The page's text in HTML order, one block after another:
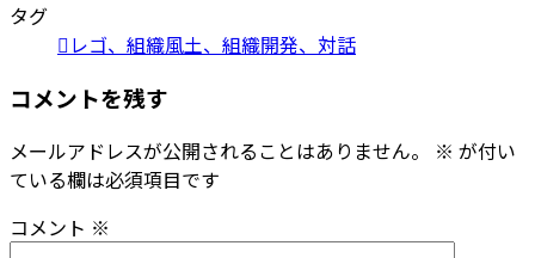
タグ
レゴ、組織風土、組織開発、対話
コメントを残す
メールアドレスが公開されることはありません。 ※ が付い
ている欄は必須項目です
コメント ※